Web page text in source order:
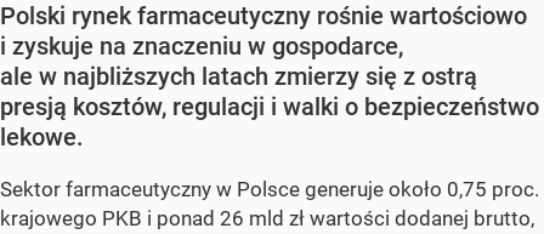
Polski rynek farmaceutyczny rośnie wartościowo
i zyskuje na znaczeniu w gospodarce,
ale w najbliższych latach zmierzy się z ostrą
presją kosztów, regulacji i walki o bezpieczeństwo
lekowe.
Sektor farmaceutyczny w Polsce generuje około 0,75 proc.
krajowego PKB i ponad 26 mld zł wartości dodanej brutto,